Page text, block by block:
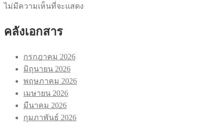
ไม่มีความเห็นที่จะแสดง
คลังเอกสาร
กรกฎาคม 2026
มิถุนายน 2026
พฤษภาคม 2026
เมษายน 2026
มีนาคม 2026
กุมภาพันธ์ 2026